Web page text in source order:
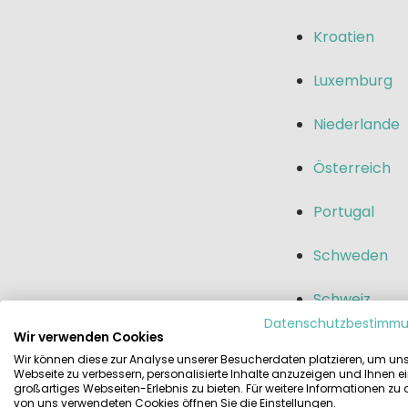
Kroatien
Luxemburg
Niederlande
Österreich
Portugal
Schweden
Schweiz
Spanien
Wir verwenden Cookies
Wir können diese zur Analyse unserer Besucherdaten platzieren, um
Webseite zu verbessern, personalisierte Inhalte anzuzeigen und Ihnen
großartiges Webseiten-Erlebnis zu bieten. Für weitere Informationen zu
von uns verwendeten Cookies öffnen Sie die Einstellungen.